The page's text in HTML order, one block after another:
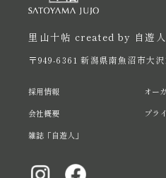
里山十帖 created by 自遊人
〒949-6361 新潟県南魚沼市大
採用情報
会社概要
雑誌「自遊人」
オー
プラ